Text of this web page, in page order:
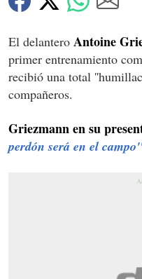
El delantero Antoine
primer entrenamiento
recibió una total
compañeros.
Griezmann en su
perdón será en el